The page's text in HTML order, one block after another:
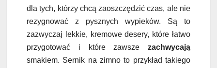
dla tych, którzy chcą zaoszczędzić czas, ale nie
rezygnować z pysznych wypieków. Są to
zazwyczaj lekkie, kremowe desery, które łatwo
przygotować i które zawsze zachwycają
smakiem. Sernik na zimno to przykład takiego